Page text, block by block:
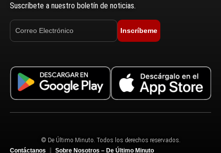
Suscríbete a nuestro boletín de noticias.
Inscríbeme
© De Último Minuto. Todos los derechos reservados.
Contáctanos
Sobre Nosotros – De Último Minuto